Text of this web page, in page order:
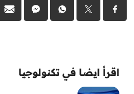
اقرأ ايضا في تكنولوجيا